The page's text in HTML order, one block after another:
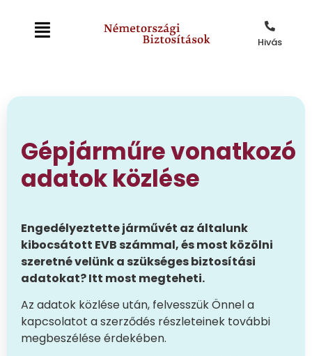
Hivás
Gépjárműre vonatkozó
adatok közlése
Engedélyeztette járművét az általunk
kibocsátott EVB számmal, és most közölni
szeretné velünk a szükséges biztosítási
adatokat?Itt most megteheti.
Az adatok közlése után, felvesszük Önnel a
kapcsolatot a szerződés részleteinek további
megbeszélése érdekében.